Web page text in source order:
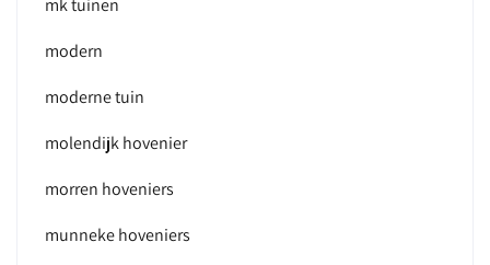
mk tuinen
modern
moderne tuin
molendijk hovenier
morren hoveniers
munneke hoveniers